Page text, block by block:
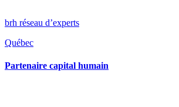
brh réseau d’experts
Québec
Partenaire capital humain